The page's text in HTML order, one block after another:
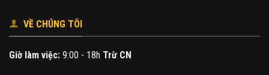
VỀ CHÚNG TÔI
Giờ làm việc: 9:00 - 18h Trừ CN